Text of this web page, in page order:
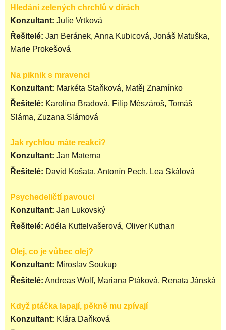
Hledání zelených chrchlů v dírách
Konzultant: Julie Vrtková
Řešitelé: Jan Beránek, Anna Kubicová, Jonáš Matuška,
Marie Prokešová
Na piknik s mravenci
Konzultant: Markéta Staňková, Matěj Znamínko
Řešitelé: Karolína Bradová, Filip Mészároš, Tomáš
Sláma, Zuzana Slámová
Jak rychlou máte reakci?
Konzultant: Jan Materna
Řešitelé: David Košata, Antonín Pech, Lea Skálová
Psychedeličtí pavouci
Konzultant: Jan Lukovský
Řešitelé: Adéla Kuttelvašerová, Oliver Kuthan
Olej, co je vůbec olej?
Konzultant: Miroslav Soukup
Řešitelé: Andreas Wolf, Mariana Ptáková, Renata Jánská
Když ptáčka lapají, pěkně mu zpívají
Konzultant: Klára Daňková